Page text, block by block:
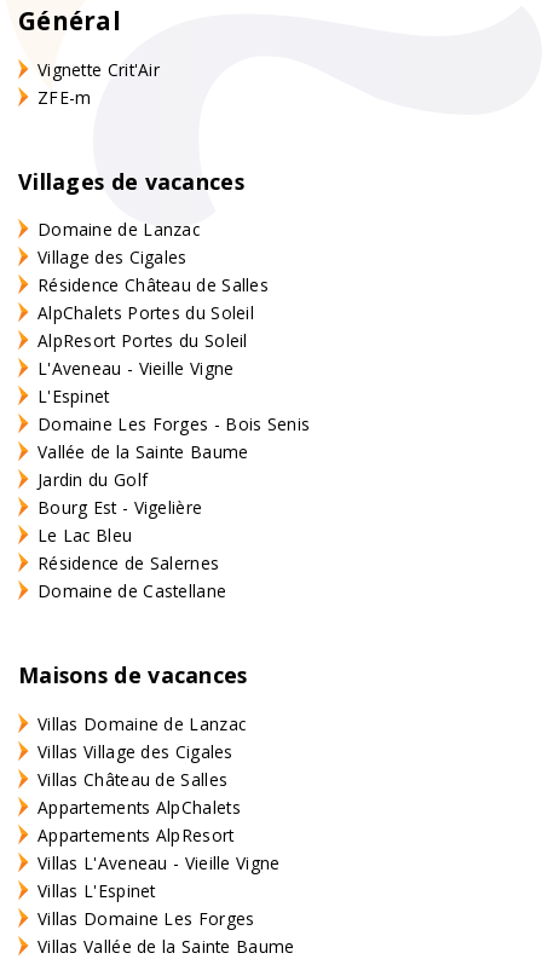
Général
Vignette Crit'Air
ZFE-m
Villages de vacances
Domaine de Lanzac
Village des Cigales
Résidence Château de Salles
AlpChalets Portes du Soleil
AlpResort Portes du Soleil
L'Aveneau - Vieille Vigne
L'Espinet
Domaine Les Forges - Bois Senis
Vallée de la Sainte Baume
Jardin du Golf
Bourg Est - Vigelière
Le Lac Bleu
Résidence de Salernes
Domaine de Castellane
Maisons de vacances
Villas Domaine de Lanzac
Villas Village des Cigales
Villas Château de Salles
Appartements AlpChalets
Appartements AlpResort
Villas L'Aveneau - Vieille Vigne
Villas L'Espinet
Villas Domaine Les Forges
Villas Vallée de la Sainte Baume